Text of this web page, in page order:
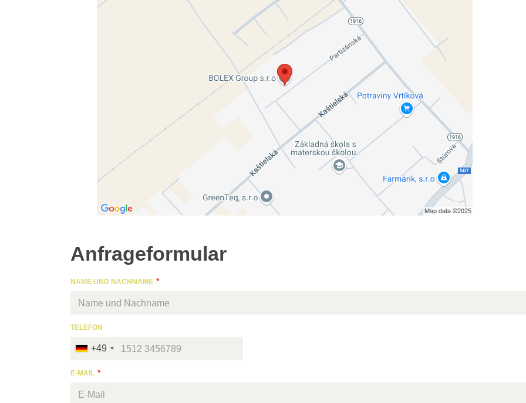
Externe Inhalte werden durch Datenschutzoptionen blockiert
Möchten Sie externe Inhalte laden?
Immer zulassen - mit Cookie-Typ übereinstimmen: Funktionell
Inhalt in einem neuen Fenster öffnen
Anfrageformular
NAME UND NACHNAME
TELEFON
+49
E-MAIL